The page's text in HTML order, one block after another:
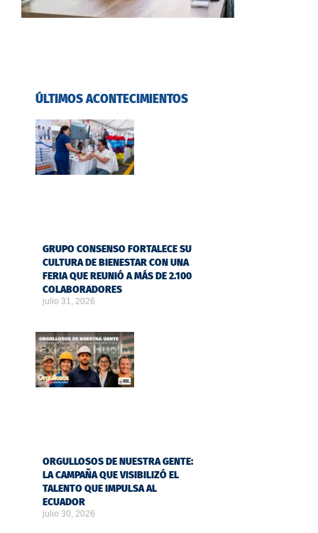
ÚLTIMOS ACONTECIMIENTOS
GRUPO CONSENSO FORTALECE SU
CULTURA DE BIENESTAR CON UNA
FERIA QUE REUNIÓ A MÁS DE 2.100
COLABORADORES
julio 31, 2026
ORGULLOSOS DE NUESTRA GENTE:
LA CAMPAÑA QUE VISIBILIZÓ EL
TALENTO QUE IMPULSA AL
ECUADOR
julio 30, 2026